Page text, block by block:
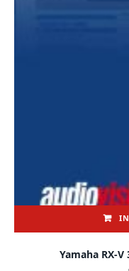
Yamaha RX-